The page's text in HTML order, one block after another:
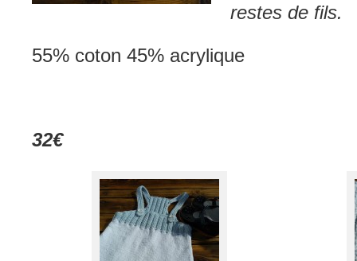
restes de fils.
55% coton 45% acrylique
32€